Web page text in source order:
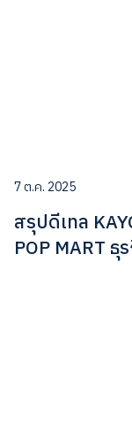
7 ต.ค. 2025
สรุปดีเทล
POP MART ธุ